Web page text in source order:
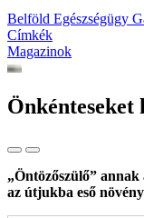
Belföld Egészségügy
Címkék
Magazinok
Önkénteseket
„Öntözőszülő”
az útjukba eső